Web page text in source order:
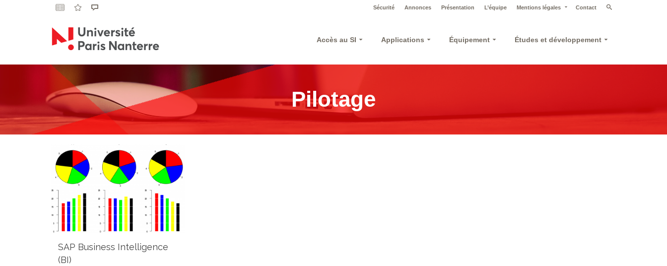
Sécurité Annonces Présentation L’équipe Mentions légales Contact
Accès au SI Applications Équipement Études et développement
Pilotage
SAP Business Intelligence
(BI)